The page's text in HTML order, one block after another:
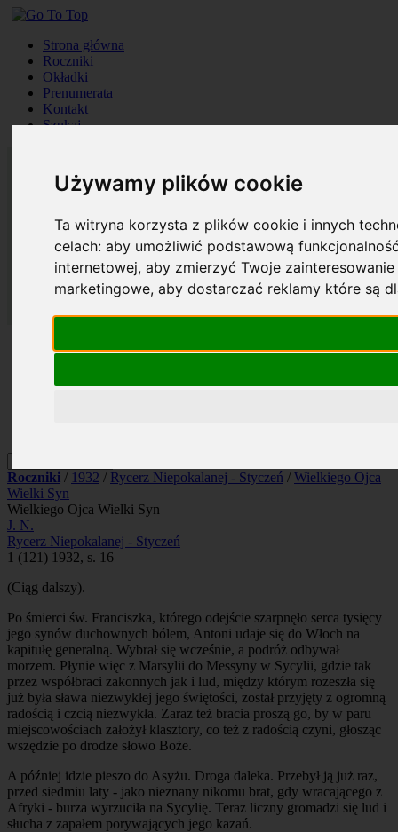
Używamy plików cookie
Ta witryna korzysta z plików cookie i innych
celach:aby umożliwić podstawową
internetowej,aby zmierzyć Twoje
marketingowe,aby dostarczać reklamy które są
Strona główna
Roczniki
Okładki
Prenumerata
Kontakt
Szukaj
Strona główna
Okładki
Roczniki / 1932 / Rycerz Niepokalanej - Styczeń / Wielkiego Ojca
Wielki Syn
Wielkiego Ojca Wielki Syn
J. N.
Rycerz Niepokalanej - Styczeń
1 (121) 1932, s. 16
(Ciąg dalszy).
Po śmierci św. Franciszka, którego odejście szarpnęło serca tysięcy
jego synów duchownych bólem, Antoni udaje się do Włoch na
kapitułę generalną. Wybrał się wcześnie, a podróż odbywał
morzem. Płynie więc z Marsylii do Messyny w Sycylii, gdzie tak
przez współbraci zakonnych jak i lud, między którym rozeszła się
już była sława niezwykłej jego świętości, został przyjęty z ogromną
radością i czcią niezwykła. Zaraz też bracia proszą go, by w paru
miejscowościach założył klasztory, co też z radością czyni, głosząc
wszędzie po drodze słowo Boże.
A później idzie pieszo do Asyżu. Droga daleka. Przebył ją już raz,
przed siedmiu laty - jako nieznany nikomu brat, gdy wracającego z
Afryki - burza wyrzuciła na Sycylię. Teraz liczny gromadzi się lud i
słucha z zapałem porywających jego kazań.